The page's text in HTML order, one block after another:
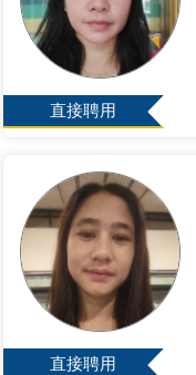
直接聘用
直接聘用